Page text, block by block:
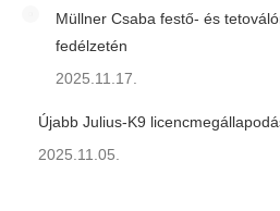
Müllner Csaba festő- és
fedélzetén
2025.11.17.
Újabb Julius-K9
2025.11.05.